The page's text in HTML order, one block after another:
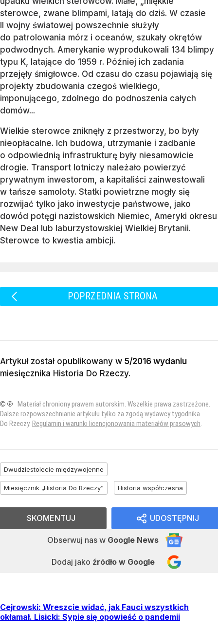
sterowce, zwane blimpami, latają do dziś. W czasie
II wojny światowej powszechnie służyły
do patrolowania mórz i oceanów, szukały okrętów
podwodnych. Amerykanie wyprodukowali 134 blimpy
typu K, latające do 1959 r. Później ich zadania
przejęły śmigłowce. Od czasu do czasu pojawiają się
projekty zbudowania czegoś wielkiego,
imponującego, zdolnego do podnoszenia całych
domów...
Wielkie sterowce zniknęły z przestworzy, bo były
nieopłacalne. Ich budowa, utrzymanie i zadbanie
o odpowiednią infrastrukturę były niesamowicie
drogie. Transport lotniczy należało powierzyć
prywatnym inwestorom, a kapitaliści zainwestowali
w tańsze samoloty. Statki powietrzne mogły się
rozwijać tylko jako inwestycje państwowe, jako
dowód potęgi nazistowskich Niemiec, Ameryki okresu
New Deal lub laburzystowskiej Wielkiej Brytanii.
Sterowce to kwestia ambicji.
POPRZEDNIA STRONA
Artykuł został opublikowany w 5/2016 wydaniu
miesięcznika Historia Do Rzeczy.
© ℗ Materiał chroniony prawem autorskim. Wszelkie prawa zastrzeżone.
Dalsze rozpowszechnianie artykułu tylko za zgodą wydawcy tygodnika
Do Rzeczy. Regulamin i warunki licencjonowania materiałów prasowych.
Dwudziestolecie międzywojenne
Miesięcznik „Historia Do Rzeczy” Historia współczesna
UDOSTĘPNIJ
Obserwuj nas w Google News
Dodaj jako źródło w Google
SKOMENTUJ
Cejrowski: Wreszcie widać, jak Fauci wszystkich
okłamał. Lisicki: Sypie się opowieść o pandemii